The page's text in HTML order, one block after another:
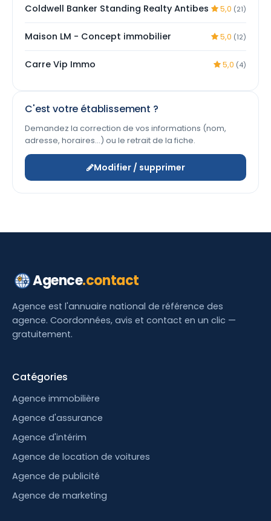
Coldwell Banker Standing Realty Antibes 5,0 (21)
Maison LM - Concept immobilier 5,0 (12)
Carre Vip Immo 5,0 (4)
C'est votre établissement ?
Demandez la correction de vos informations (nom,
adresse, horaires…) ou le retrait de la fiche.
Modifier / supprimer
Agence.contact
Agence est l'annuaire national de référence des
agence. Coordonnées, avis et contact en un clic —
gratuitement.
Catégories
Agence immobilière
Agence d'assurance
Agence d'intérim
Agence de location de voitures
Agence de publicité
Agence de marketing